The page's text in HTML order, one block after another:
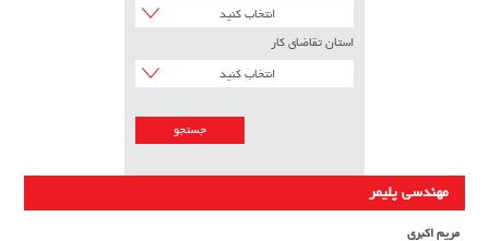
انتخاب کنید
استان تقاضای کار
انتخاب کنید
مهندسی پلیمر
مریم اکبری